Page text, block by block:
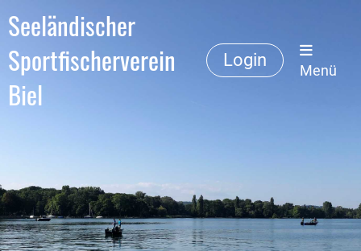
Seeländischer
Sportfischerverein
Biel
Login
Menü